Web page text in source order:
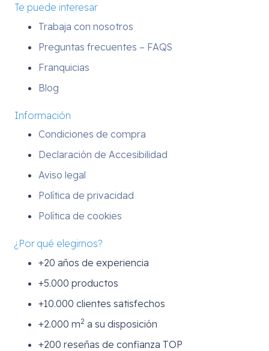
Te puede interesar
Trabaja con nosotros
Preguntas frecuentes – FAQS
Franquicias
Blog
Información
Condiciones de compra
Declaración de Accesibilidad
Aviso legal
Política de privacidad
Política de cookies
¿Por qué elegirnos?
+20 años de experiencia
+5.000 productos
+10.000 clientes satisfechos
+2.000 m2 a su disposición
+200 reseñas de confianza TOP